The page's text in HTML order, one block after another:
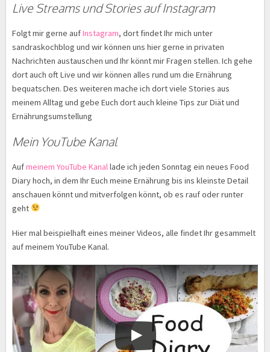
Live Streams und Stories auf Instagram
Folgt mir gerne aufInstagram, dort findet Ihr mich unter
sandraskochblog und wir können uns hier gerne in privaten
Nachrichten austauschen und Ihr könnt mir Fragen stellen. Ich gehe
dort auch oft Live und wir können alles rund um die Ernährung
bequatschen. Des weiteren mache ich dort viele Stories aus
meinem Alltag und gebe Euch dort auch kleine Tips zur Diät und
Ernährungsumstellung
Mein YouTube Kanal
Aufmeinem YouTube Kanallade ich jeden Sonntag ein neues Food
Diary hoch, in dem Ihr Euch meine Ernährung bis ins kleinste Detail
anschauen könnt und mitverfolgen könnt, ob es rauf oder runter
geht
Hier mal beispielhaft eines meiner Videos, alle findet Ihr gesammelt
auf meinem YouTube Kanal.